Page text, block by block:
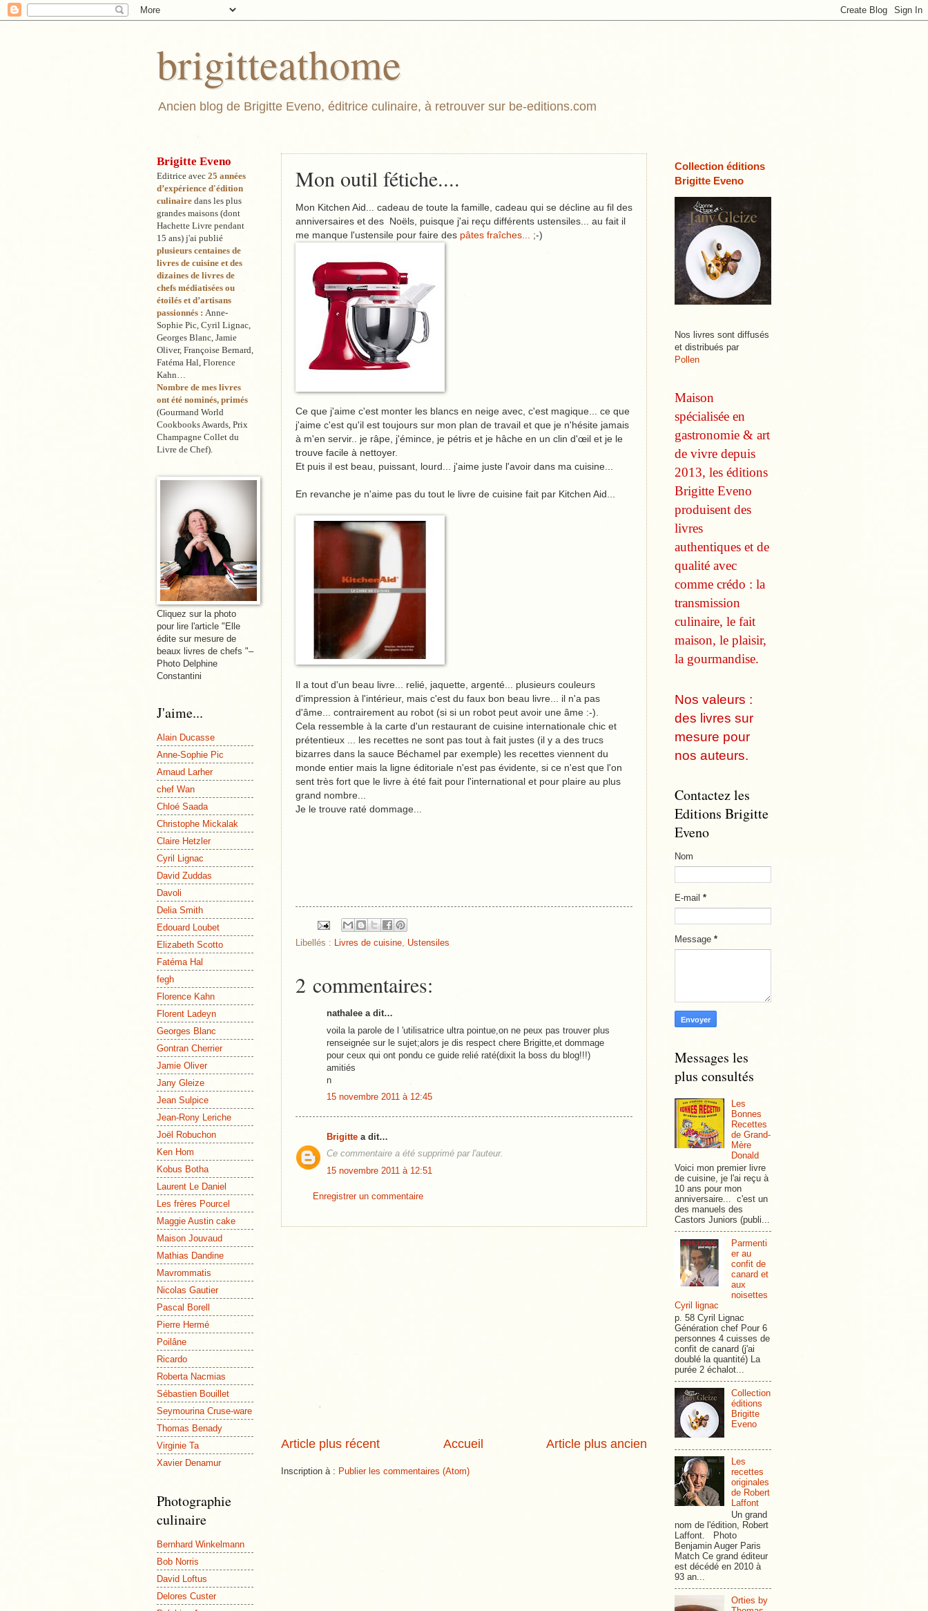
brigitteathome
Ancien blog de Brigitte Eveno, éditrice culinaire, à retrouver sur be-editions.com
Mon outil fétiche....
Mon Kitchen Aid... cadeau de toute la famille, cadeau qui se décline au fil des
anniversaires et des Noëls, puisque j'ai reçu différents ustensiles... au fait il
me manque l'ustensile pour faire des pâtes fraîches... ;-)
Ce que j'aime c'est monter les blancs en neige avec, c'est magique... ce que
j'aime c'est qu'il est toujours sur mon plan de travail et que je n'hésite jamais
à m'en servir.. je râpe, j'émince, je pétris et je hâche en un clin d'œil et je le
trouve facile à nettoyer.
Et puis il est beau, puissant, lourd... j'aime juste l'avoir dans ma cuisine...
En revanche je n'aime pas du tout le livre de cuisine fait par Kitchen Aid...
Il a tout d'un beau livre... relié, jaquette, argenté... plusieurs couleurs
d'impression à l'intérieur, mais c'est du faux bon beau livre... il n'a pas
d'âme... contrairement au robot (si si un robot peut avoir une âme :-).
Cela ressemble à la carte d'un restaurant de cuisine internationale chic et
prétentieux ... les recettes ne sont pas tout à fait justes (il y a des trucs
bizarres dans la sauce Béchamel par exemple) les recettes viennent du
monde entier mais la ligne éditoriale n'est pas évidente, si ce n'est que l'on
sent très fort que le livre à été fait pour l'international et pour plaire au plus
grand nombre...
Je le trouve raté dommage...
Libellés : Livres de cuisine, Ustensiles
2 commentaires:
nathalee a dit…
voila la parole de l 'utilisatrice ultra pointue,on ne peux pas trouver plus
renseignée sur le sujet;alors je dis respect chere Brigitte,et dommage
pour ceux qui ont pondu ce guide relié raté(dixit la boss du blog!!!)
amitiés
n
15 novembre 2011 à 12:45
Brigitte a dit…
Ce commentaire a été supprimé par l'auteur.
15 novembre 2011 à 12:51
Enregistrer un commentaire
Article plus récent Article plus ancien
Accueil
Inscription à : Publier les commentaires (Atom)
Brigitte Eveno
Editrice avec 25 années
d’expérience d'édition
culinaire dans les plus
grandes maisons (dont
Hachette Livre pendant
15 ans) j'ai publié
plusieurs centaines de
livres de cuisine et des
dizaines de livres de
chefs médiatisées ou
étoilés et d’artisans
passionnés : Anne-
Sophie Pic, Cyril Lignac,
Georges Blanc, Jamie
Oliver, Françoise Bernard,
Fatéma Hal, Florence
Kahn…
Nombre de mes livres
ont été nominés, primés
(Gourmand World
Cookbooks Awards, Prix
Champagne Collet du
Livre de Chef).
Cliquez sur la photo
pour lire l'article "Elle
édite sur mesure de
beaux livres de chefs "–
Photo Delphine
Constantini
J'aime...
Alain Ducasse
Anne-Sophie Pic
Arnaud Larher
chef Wan
Chloé Saada
Christophe Mickalak
Claire Hetzler
Cyril Lignac
David Zuddas
Davoli
Delia Smith
Edouard Loubet
Elizabeth Scotto
Fatéma Hal
fegh
Florence Kahn
Florent Ladeyn
Georges Blanc
Gontran Cherrier
Jamie Oliver
Jany Gleize
Jean Sulpice
Jean-Rony Leriche
Joël Robuchon
Ken Hom
Kobus Botha
Laurent Le Daniel
Les frères Pourcel
Maggie Austin cake
Maison Jouvaud
Mathias Dandine
Mavrommatis
Nicolas Gautier
Pascal Borell
Pierre Hermé
Poilâne
Ricardo
Roberta Nacmias
Sébastien Bouillet
Seymourina Cruse-ware
Thomas Benady
Virginie Ta
Xavier Denamur
Photographie
culinaire
Bernhard Winkelmann
Bob Norris
David Loftus
Delores Custer
Collection éditions
Brigitte Eveno
Nos livres sont diffusés
et distribués par
Pollen
Maison
spécialisée en
gastronomie & art
de vivre depuis
2013, les éditions
Brigitte Eveno
produisent des
livres
authentiques et de
qualité avec
comme crédo : la
transmission
culinaire, le fait
maison, le plaisir,
la gourmandise.
Nos valeurs :
des livres sur
mesure pour
nos auteurs.
Contactez les
Editions Brigitte
Eveno
Nom
E-mail *
Message *
Messages les
plus consultés
Les
Bonnes
Recettes
de Grand-
Mère
Donald
Voici mon premier livre
de cuisine, je l'ai reçu à
10 ans pour mon
anniversaire... c'est un
des manuels des
Castors Juniors (publi...
Parmenti
er au
confit de
canard et
aux
noisettes
Cyril lignac
p. 58 Cyril Lignac
Génération chef Pour 6
personnes 4 cuisses de
confit de canard (j'ai
doublé la quantité) La
purée 2 échalot...
Collection
éditions
Brigitte
Eveno
Les
recettes
originales
de Robert
Laffont
Un grand
nom de l'édition, Robert
Laffont. Photo
Benjamin Auger Paris
Match Ce grand éditeur
est décédé en 2010 à
93 an...
Orties by